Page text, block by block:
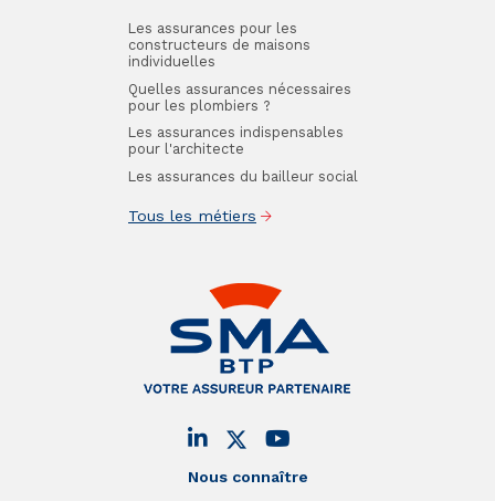
Nous connaître
Les assurances pour les
constructeurs de maisons
individuelles
Quelles assurances nécessaires
pour les plombiers ?
Les assurances indispensables
pour l'architecte
Les assurances du bailleur social
Tous les métiers